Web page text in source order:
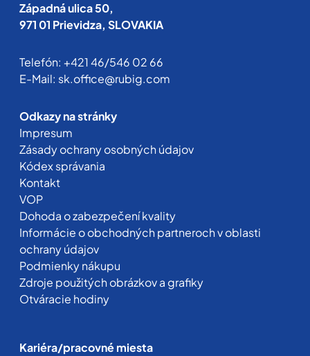
Západná ulica 50,
971 01 Prievidza, SLOVAKIA
Telefón: +421 46/546 02 66
E-Mail: sk.office@rubig.com
Odkazy na stránky
Impresum
Zásady ochrany osobných údajov
Kódex správania
Kontakt
VOP
Dohoda o zabezpečení kvality
Informácie o obchodných partneroch v oblasti
ochrany údajov
Podmienky nákupu
Zdroje použitých obrázkov a grafiky
Otváracie hodiny
Kariéra/pracovné miesta